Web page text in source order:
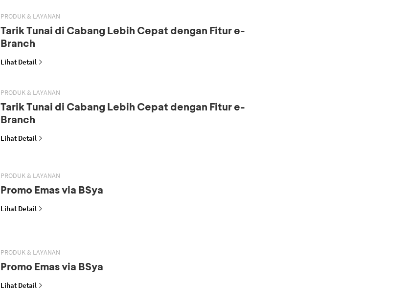
PRODUK & LAYANAN
Tarik Tunai di Cabang Lebih Cepat dengan Fitur e-
Branch
Lihat Detail
PRODUK & LAYANAN
Tarik Tunai di Cabang Lebih Cepat dengan Fitur e-
Branch
Lihat Detail
PRODUK & LAYANAN
Promo Emas via BSya
Lihat Detail
PRODUK & LAYANAN
Promo Emas via BSya
Lihat Detail